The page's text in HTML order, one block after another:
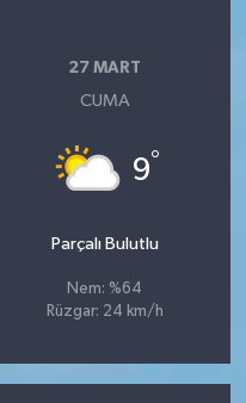
27 MART
CUMA
9°
Parçalı Bulutlu
Nem: %64
Rüzgar: 24 km/h